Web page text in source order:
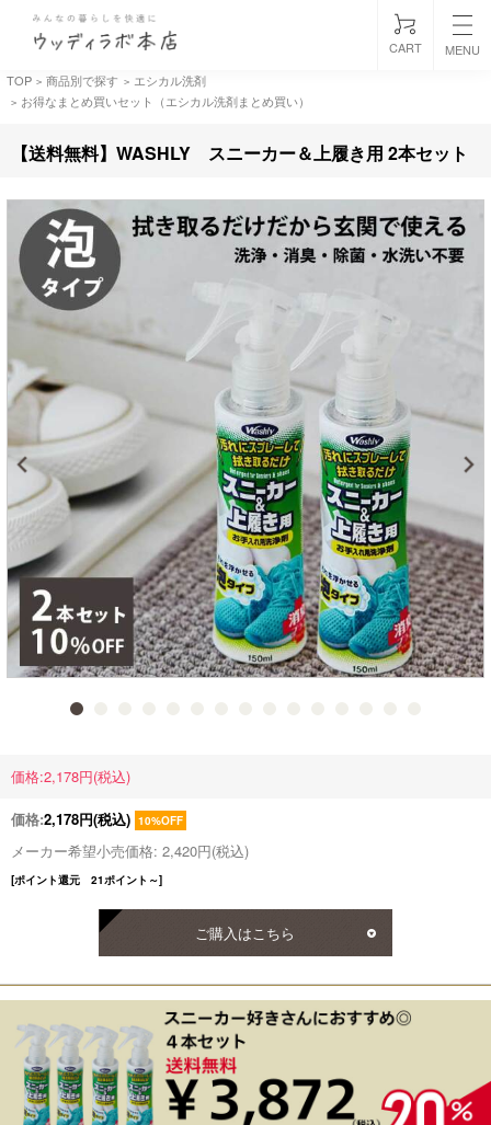
CART
MENU
TOP > 商品別で探す > エシカル洗剤
> お得なまとめ買いセット（エシカル洗剤まとめ買い）
【送料無料】WASHLY スニーカー＆上履き用 2本セット
価格:2,178円(税込)
価格:2,178円(税込) 10%OFF
メーカー希望小売価格: 2,420円(税込)
[ポイント還元 21ポイント～]
ご購入はこちら